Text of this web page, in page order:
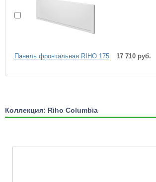
Панель фронтальная RIHO 175 17 710 руб.
Коллекция: Riho Columbia